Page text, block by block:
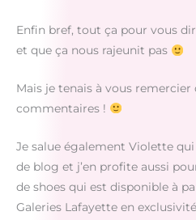
Enfin bref, tout ça pour vous
et que ça nous rajeunit pas
Mais je tenais à vous
commentaires !
Je salue également Violette
de blog et j’en profite aussi
de shoes qui est disponible à
Galeries Lafayette en